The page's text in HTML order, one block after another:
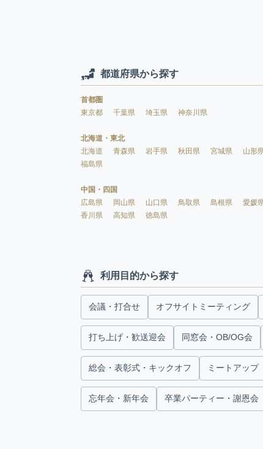
都道府県から探す
首都圏
東京都
千葉県 埼玉県 神奈川県
北海道・東北
北海道
青森県 岩手県 秋田県 宮城県
山形
福島県
中国・四国
広島県
岡山県 山口県 鳥取県 島根県
愛媛
香川県
高知県 徳島県
利用目的から探す
会議・打合せ オフサイトミーティング
打ち上げ・歓送迎会 同窓会・OB/OG会
総会・表彰式・キックオフ ミートアップ
忘年会・新年会 卒業パーティー・謝恩会